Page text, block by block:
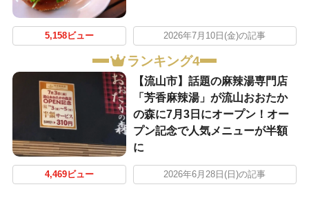
5,158ビュー 2026年7月10日(金)の記事
ランキング4
【流山市】話題の麻辣湯専門店
「芳香麻辣湯」が流山おおたか
の森に7月3日にオープン！オー
プン記念で人気メニューが半額
に
4,469ビュー 2026年6月28日(日)の記事